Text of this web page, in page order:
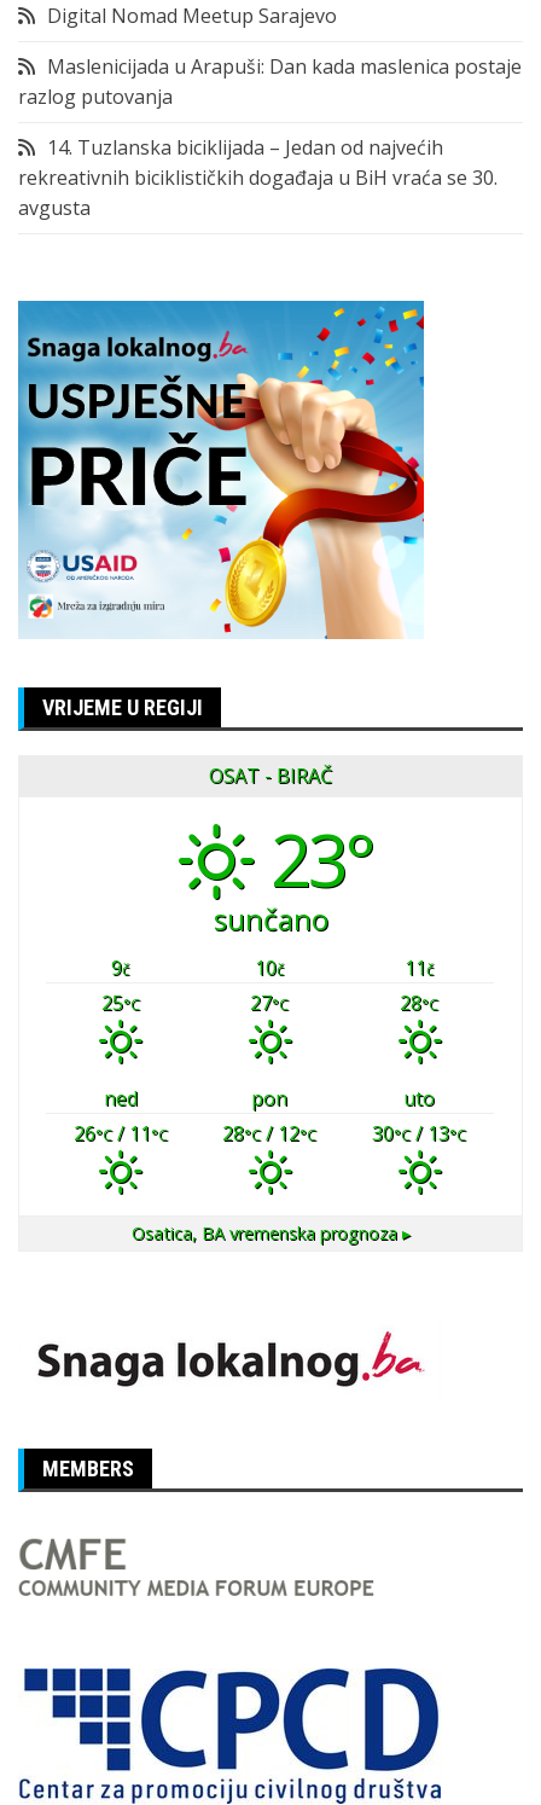
Digital Nomad Meetup Sarajevo
Maslenicijada u Arapuši: Dan kada maslenica postaje
razlog putovanja
14. Tuzlanska biciklijada – Jedan od najvećih
rekreativnih biciklističkih događaja u BiH vraća se 30.
avgusta
VRIJEME U REGIJI
OSAT - BIRAČ
23°
sunčano
9č 10č 11č
25°C 27°C 28°C
ned pon
uto
26°C/ 11°C 28°C/ 12°C 30°C/ 13°C
Osatica, BAvremenska prognoza ▸
MEMBERS